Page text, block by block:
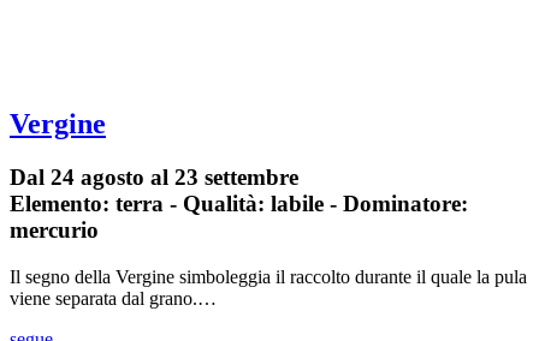
Vergine
Dal 24 agosto al 23 settembre
Elemento: terra - Qualità: labile - Dominatore:
mercurio
Il segno della Vergine simboleggia il raccolto durante il quale la pula
viene separata dal grano.…